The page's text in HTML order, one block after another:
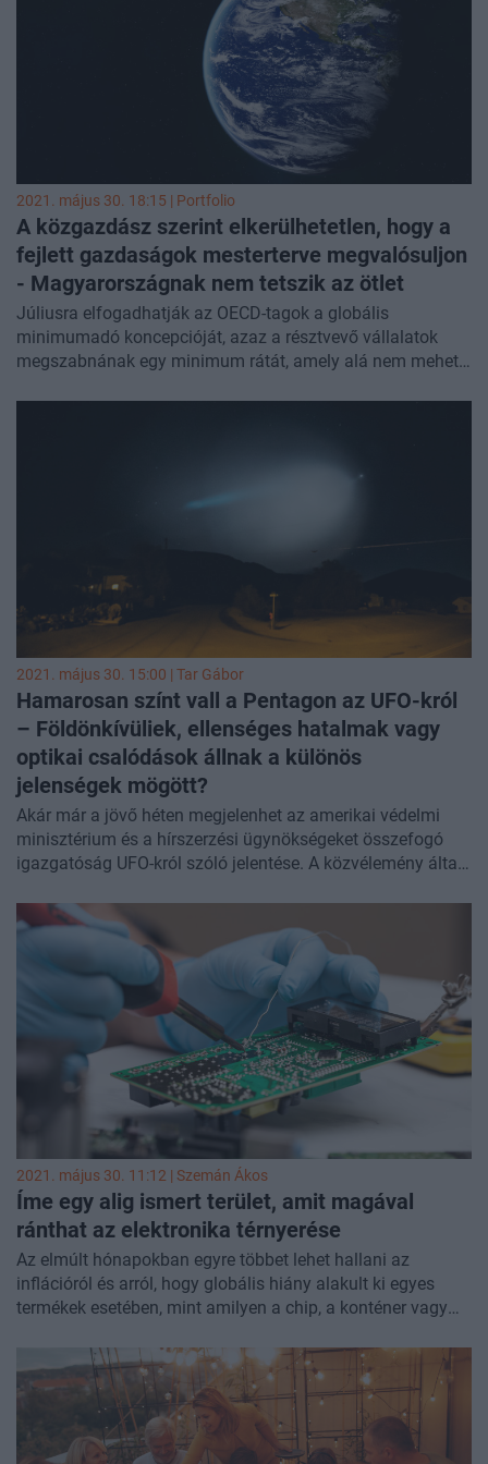
2021. május 30. 18:15 | Portfolio
A közgazdász szerint elkerülhetetlen, hogy a
fejlett gazdaságok mesterterve megvalósuljon
- Magyarországnak nem tetszik az ötlet
Júliusra elfogadhatják az OECD-tagok a globális
minimumadó koncepcióját, azaz a résztvevő vállalatok
megszabnának egy minimum rátát, amely alá nem mehet
az elképzeléssel kapcsolatban, de az UniCredit vezető
közgazdásza szerint alapvetően ígéretes
nem elégséges. Az EU-ban viszont előbb-utóbb eljön az
egységesedő adórendszerek kora, ellenkező esetben a
közgazdász szerint a fiskális szabályoknak sincs sok
értelme.
2021. május 30. 15:00 | Tar Gábor
Hamarosan színt vall a Pentagon az UFO-król
– Földönkívüliek, ellenséges hatalmak vagy
optikai csalódások állnak a különös
jelenségek mögött?
Akár már a jövő héten megjelenhet az amerikai védelmi
minisztérium és a hírszerzési ügynökségeket összefogó
igazgatóság UFO-król szóló jelentése. A közvélemény által
földönkívüliekre vonatkozó bombasztikus bejelentéseket
helyett várhatóan csak arra fog fókuszálni, hogy a
haditengerészet kiszivárgott videóin látható különös repülő
tárgyak mennyiben jelenthetik ellenséges hatalmak
kémtevékenységeit. Egy neves amerikai csillagász pedig
azzal hűti le az alienekben hívő tábor várakozásait, hogy
szerinte könnyen lehet, hogy a felvételeken látható
titokzatos tárgyak egyfajta optikai csalódások eredményei.
2021. május 30. 11:12 | Szemán Ákos
Íme egy alig ismert terület, amit magával
ránthat az elektronika térnyerése
Az elmúlt hónapokban egyre többet lehet hallani az
inflációról és arról, hogy globális hiány alakult ki egyes
termékek esetében, mint amilyen a chip, a konténer vagy
nyersanyagok áremelkedése is, többek között a réz, a
vasérc, az olaj vagy éppen a palládium árfolyama is
megugrott. Számos mezőgazdasági termék is alaposan
megdrágult, és a sertés ára is elszállt. Van azonban néhány
olyan árupiaci termék, amelyek egyelőre még nem kerültek